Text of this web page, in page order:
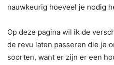
nauwkeurig hoeveel je nodig
Op deze pagina wil ik de
de revu laten passeren die je
soorten, want er zijn er een